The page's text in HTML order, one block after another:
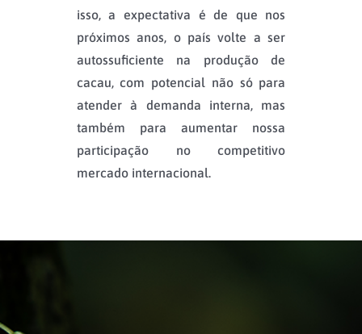
isso, a expectativa é de que nos
próximos anos, o país volte a ser
autossuficiente na produção de
cacau, com potencial não só para
atender à demanda interna, mas
também para aumentar nossa
participação no competitivo
mercado internacional.